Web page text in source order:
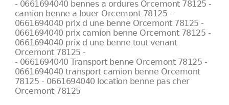
- 0661694040 bennes a ordures Orcemont 78125 -
camion benne a louer Orcemont 78125 -
0661694040 prix d une benne Orcemont 78125 -
0661694040 prix camion benne Orcemont 78125 -
0661694040 prix d une benne tout venant
Orcemont 78125 -
- 0661694040 Transport benne Orcemont 78125 -
0661694040 transport camion benne Orcemont
78125 - 0661694040 location benne pas cher
Orcemont 78125